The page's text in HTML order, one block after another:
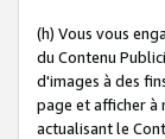
(h) Vous vous
du Contenu
d'images à des
page et afficher à
actualisant le